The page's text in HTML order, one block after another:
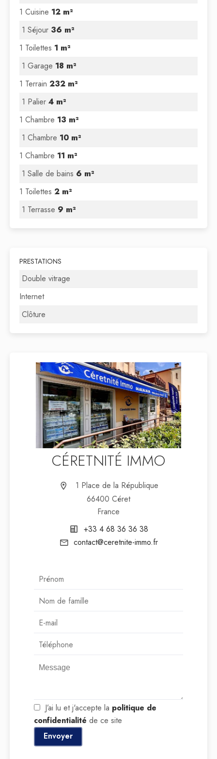
1 Cuisine 12 m²
1 Séjour 36 m²
1 Toilettes 1 m²
1 Garage 18 m²
1 Terrain 232 m²
1 Palier 4 m²
1 Chambre 13 m²
1 Chambre 10 m²
1 Chambre 11 m²
1 Salle de bains 6 m²
1 Toilettes 2 m²
1 Terrasse 9 m²
PRESTATIONS
Double vitrage
Internet
Clôture
CÉRETNITÉ IMMO
1 Place de la République
66400 Céret
France
+33 4 68 36 36 38
contact@ceretnite-immo.fr
J’ai lu et j'accepte la politique de
confidentialité de ce site
Envoyer